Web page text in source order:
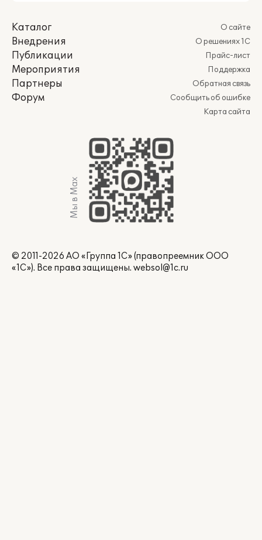
Каталог
Внедрения
Публикации
Мероприятия
Партнеры
Форум
О сайте
О решениях 1С
Прайс-лист
Поддержка
Обратная связь
Сообщить об ошибке
Карта сайта
Мы в Max
© 2011-2026 АО «Группа 1С» (правопреемник ООО
«1С»). Все права защищены. websol@1c.ru